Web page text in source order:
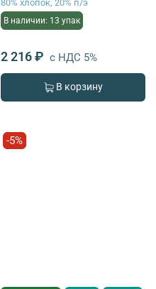
80% хлопок, 20% п/э
В наличии: 13 упак
2 216 ₽ с НДС 5%
В корзину
-5%